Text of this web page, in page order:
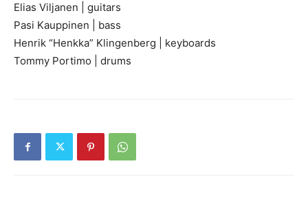
Elias Viljanen | guitars
Pasi Kauppinen | bass
Henrik “Henkka” Klingenberg | keyboards
Tommy Portimo | drums